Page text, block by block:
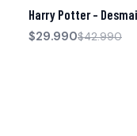
Harry Potter –
$29.990$42.990